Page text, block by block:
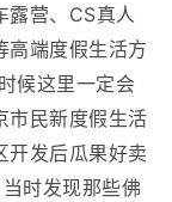
露营、CS真人
高端度假生活方
候这里一定会
市民新度假生活
开发后瓜果好卖
时发现那些佛